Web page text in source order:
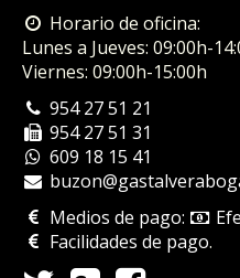
Horario de oficina:
Lunes a Jueves: 09:00h-
Viernes: 09:00h-15:00h
954 27 51 21
954 27 51 31
609 18 15 41
Medios de pago:
Facilidades de pago.